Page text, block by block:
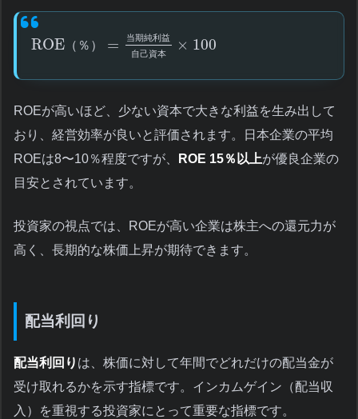
ROE （ ％ ） = 当期純利益
自己資本
× 100
ROEが高いほど、少ない資本で大きな利益を生み出して
おり、経営効率が良いと評価されます。日本企業の平均
ROEは8〜10％程度ですが、
ROE 15％以上が優良企業の
目安とされています。
投資家の視点では、ROEが高い企業は株主への還元力が
高く、長期的な株価上昇が期待できます。
配当利回り
配当利回り は、株価に対して年間でどれだけの配当金が
受け取れるかを示す指標です。インカムゲイン（配当収
入）を重視する投資家にとって重要な指標です。